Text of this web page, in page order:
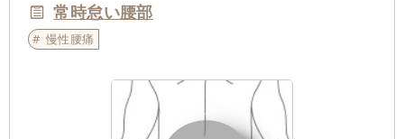
常時怠い腰部
慢性腰痛